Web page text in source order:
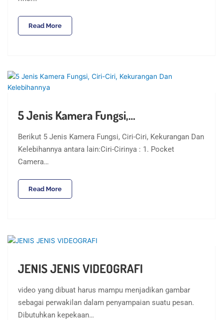
Read More
5 Jenis Kamera Fungsi,…
Berikut 5 Jenis Kamera Fungsi, Ciri-Ciri, Kekurangan Dan
Kelebihannya antara lain:Ciri-Cirinya : 1. Pocket
Camera…
Read More
JENIS JENIS VIDEOGRAFI
video yang dibuat harus mampu menjadikan gambar
sebagai perwakilan dalam penyampaian suatu pesan.
Dibutuhkan kepekaan…